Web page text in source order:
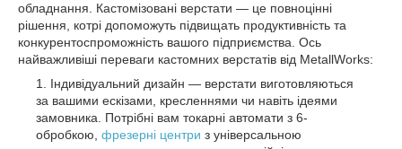
обладнання. Кастомізовані верстати — це повноцінні
рішення, котрі допоможуть підвищать продуктивність та
конкурентоспроможність вашого підприємства. Ось
найважливіші переваги кастомних верстатів від MetallWorks:
Індивідуальний дизайн — верстати виготовляються
за вашими ескізами, кресленнями чи навіть ідеями
замовника. Потрібні вам токарні автомати з 6-
обробкою, фрезерні центри з універсальною